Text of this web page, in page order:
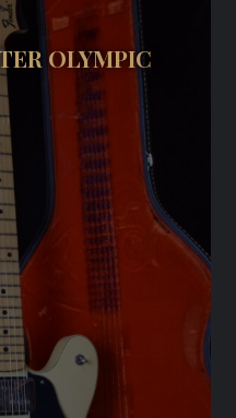
OLYMPIC